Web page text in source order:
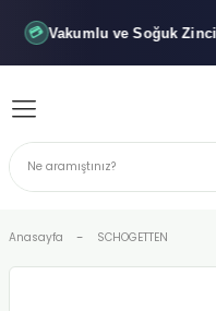
💳 Vakumlu ve Soğuk Geri
Geri
Geri
Anasayfa SCHOGETTEN